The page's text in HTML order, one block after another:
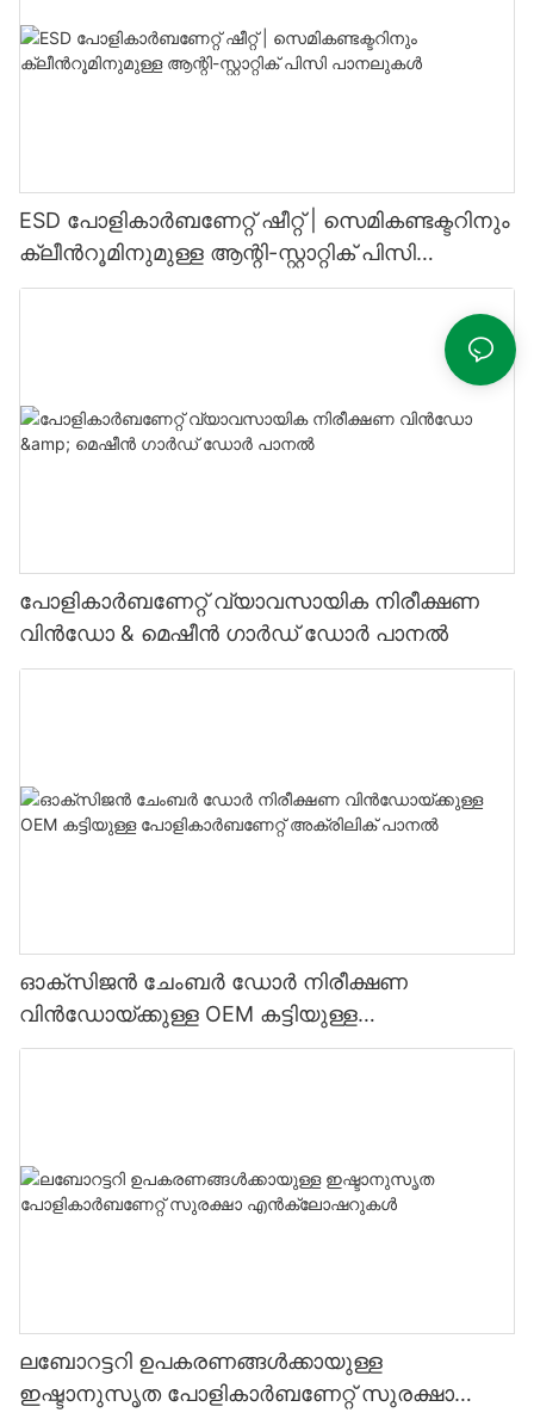
ESD പോളികാർബണേറ്റ് ഷീറ്റ് | സെമികണ്ടക്ടറിനും
ക്ലീൻറൂമിനുമുള്ള ആന്റി-സ്റ്റാറ്റിക് പിസി
പാനലുകൾ
പോളികാർബണേറ്റ് വ്യാവസായിക നിരീക്ഷണ
വിൻഡോ & മെഷീൻ ഗാർഡ് ഡോർ പാനൽ
ഓക്സിജൻ ചേംബർ ഡോർ നിരീക്ഷണ
വിൻഡോയ്ക്കുള്ള OEM കട്ടിയുള്ള
പോളികാർബണേറ്റ് അക്രിലിക് പാനൽ
ലബോറട്ടറി ഉപകരണങ്ങൾക്കായുള്ള
ഇഷ്ടാനുസൃത പോളികാർബണേറ്റ് സുരക്ഷാ